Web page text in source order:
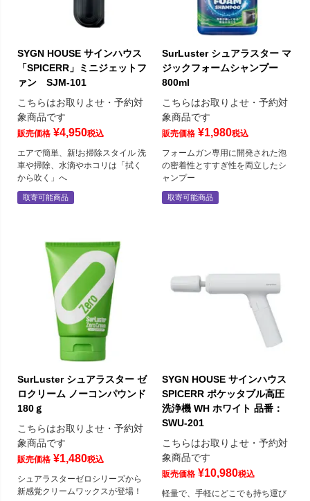
SYGN HOUSE サインハウス
「SPICERR」ミニジェットフ
ァン SJM-101
こちらはお取りよせ・予約対
象商品です
販売価格 ¥4,950税込
エアで簡単、新!お掃除スタイル 洗
車や掃除、水滴やホコリは「拭く
から吹く」へ
取寄可能商品
SurLuster シュアラスター マ
ジックフォームシャンプー
800ml
こちらはお取りよせ・予約対
象商品です
販売価格 ¥1,980税込
フォームガン専用に開発された泡
の密着性とすすぎ性を両立したシ
ャンプー
取寄可能商品
SurLuster シュアラスター ゼ
ロクリーム ノーコンパウンド
180ｇ
こちらはお取りよせ・予約対
象商品です
販売価格 ¥1,480税込
シュアラスターゼロシリーズから
新感覚クリームワックスが登場！
SYGN HOUSE サインハウス
SPICERR ポケッタブル高圧
洗浄機 WH ホワイト 品番：
SWU-201
こちらはお取りよせ・予約対
象商品です
販売価格 ¥10,980税込
軽量で、手軽にどこでも持ち運び